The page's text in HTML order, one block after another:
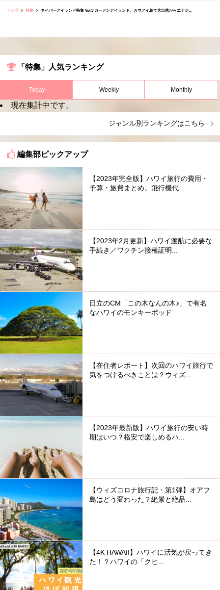
トップ 特集 ネイバーアイランド特集 Vol.3 ガーデンアイランド、カウアイ島で大自然からエナジ...
「特集」人気ランキング
Today Weekly Monthly
現在集計中です。
ジャンル別ランキングはこちら
編集部ピックアップ
【2023年完全版】ハワイ旅行の費用・
予算・旅費まとめ。飛行機代...
【2023年2月更新】ハワイ渡航に必要な
手続き／ワクチン接種証明...
日立のCM「この木なんの木♪」で有名
なハワイのモンキーポッド
【在住者レポート】次回のハワイ旅行で
気をつけるべきことは？ウィズ...
【2023年最新版】ハワイ旅行の安い時
期はいつ？格安で楽しめるハ...
【ウィズコロナ旅行記・第1弾】オアフ
島はどう変わった？絶景と絶品...
【4K HAWAII】ハワイに活気が戻ってき
た！？ハワイの「クヒ...